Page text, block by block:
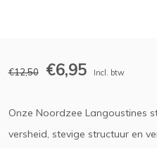
€12,50 €6,95 Incl. btw
Onze Noordzee Langoustines
versheid, stevige structuur en